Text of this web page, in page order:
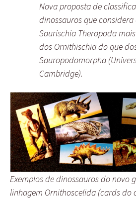
Nova proposta de
dinossauros que considera
Saurischia Theropoda
dos Ornithischia do que
Sauropodomorpha
Cambridge).
Exemplos de dinossauros do novo
linhagem Ornithoscelida (cards do